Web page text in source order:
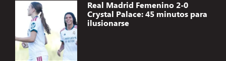
Real Madrid Femenino 2-0
Crystal Palace: 45 minutos para
ilusionarse